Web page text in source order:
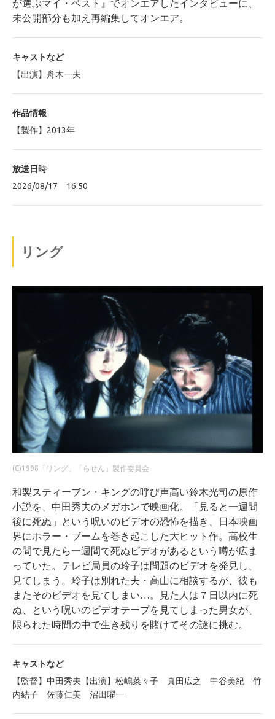
が選ぶマイ・ベスト』でオンエアしたインタビューに、
未公開部分も加え再編集してオンエア。
キャストなど
【出演】舟木一夫
作品情報
【製作】2013年
放送日時
2026/08/17 16:50
リング
(C)1998「リング」「らせん」製作委員会
和製スティーブン・キングの呼び声高い鈴木光司の原作
小説を、中田秀夫のメガホンで映画化。「見ると一週間
後に死ぬ」という呪いのビデオの恐怖を描き、日本映画
界にホラー・ブームを巻き起こした大ヒット作。高校生
の間で見たら一週間で死ぬビデオがあるという噂が広ま
っていた。テレビ局員の玲子は問題のビデオを発見し、
見てしまう。玲子は別れた夫・高山に相談するが、彼も
またそのビデオを見てしまい…。見た人は７日以内に死
ぬ、という呪いのビデオテープを見てしまった男女が、
限られた時間の中で生き残りを賭けてその謎に挑む。
キャストなど
【監督】中田秀夫【出演】松嶋菜々子 真田広之 中谷美紀 竹
内結子 佐藤仁美 沼田曜一